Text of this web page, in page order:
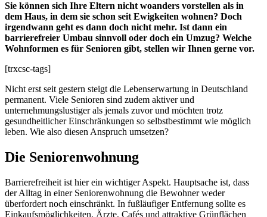
Sie können sich Ihre Eltern nicht woanders vorstellen als in
dem Haus, in dem sie schon seit Ewigkeiten wohnen? Doch
irgendwann geht es dann doch nicht mehr. Ist dann ein
barrierefreier Umbau sinnvoll oder doch ein Umzug? Welche
Wohnformen es für Senioren gibt, stellen wir Ihnen gerne vor.
[trxcsc-tags]
Nicht erst seit gestern steigt die Lebenserwartung in Deutschland
permanent. Viele Senioren sind zudem aktiver und
unternehmungslustiger als jemals zuvor und möchten trotz
gesundheitlicher Einschränkungen so selbstbestimmt wie möglich
leben. Wie also diesen Anspruch umsetzen?
Die Seniorenwohnung
Barrierefreiheit ist hier ein wichtiger Aspekt. Hauptsache ist, dass
der Alltag in einer Seniorenwohnung die Bewohner weder
überfordert noch einschränkt. In fußläufiger Entfernung sollte es
Einkaufsmöglichkeiten, Ärzte, Cafés und attraktive Grünflächen